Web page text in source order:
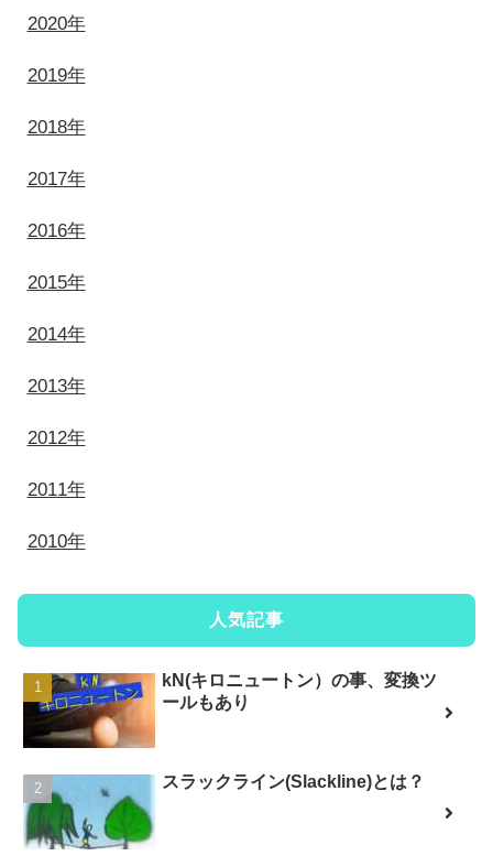
2020年
2019年
2018年
2017年
2016年
2015年
2014年
2013年
2012年
2011年
2010年
人気記事
kN(キロニュートン）の事、変換ツ
ールもあり
スラックライン(Slackline)とは？